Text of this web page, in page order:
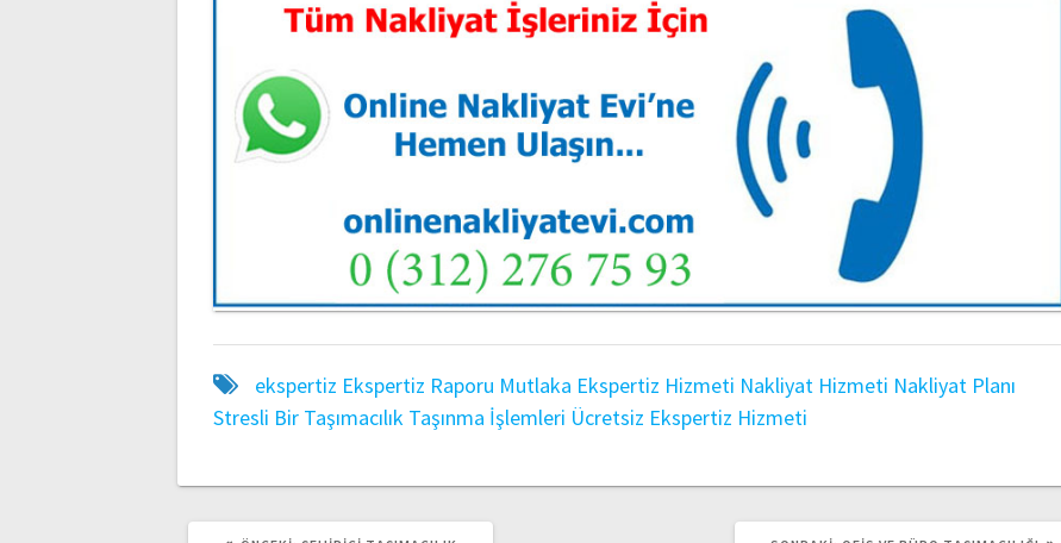
ekspertiz Ekspertiz Raporu Mutlaka Ekspertiz Hizmeti Nakliyat Hizmeti Nakliyat Planı
Stresli Bir Taşımacılık Taşınma İşlemleri Ücretsiz Ekspertiz Hizmeti